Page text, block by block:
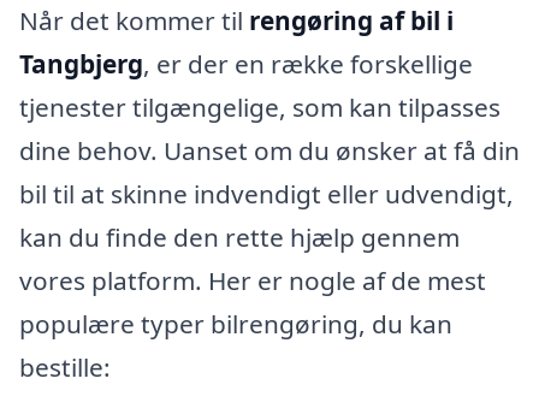
Når det kommer til rengøring af bil i
Tangbjerg, er der en række forskellige
tjenester tilgængelige, som kan tilpasses
dine behov. Uanset om du ønsker at få din
bil til at skinne indvendigt eller udvendigt,
kan du finde den rette hjælp gennem
vores platform. Her er nogle af de mest
populære typer bilrengøring, du kan
bestille: